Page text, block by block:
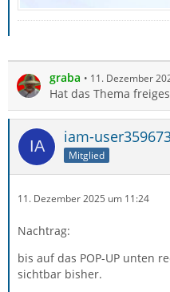
graba 11. Dezember
Hat das Thema
iam-
Mitglied
11. Dezember 2025 um 11:24
Nachtrag:
bis auf das POP-UP unten
sichtbar bisher.